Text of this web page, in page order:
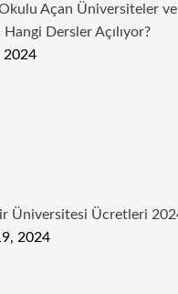
Açan Üniversiteler ve
Dersler Açılıyor?
2024
Üniversitesi Ücretleri
2024